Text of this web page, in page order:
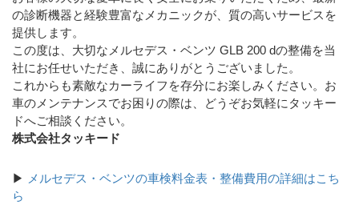
の診断機器と経験豊富なメカニックが、質の高いサービスを
提供します。
この度は、大切なメルセデス・ベンツ GLB 200 dの整備を当
社にお任せいただき、誠にありがとうございました。
これからも素敵なカーライフを存分にお楽しみください。お
車のメンテナンスでお困りの際は、どうぞお気軽にタッキー
ドへご相談ください。
株式会社タッキード
▶
メルセデス・ベンツの車検料金表・整備費用の詳細はこち
ら